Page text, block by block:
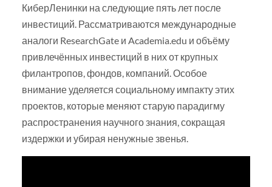
КиберЛенинки на следующие пять лет после
инвестиций. Рассматриваются международные
аналоги ResearchGate и Academia.edu и объёму
привлечённых инвестиций в них от крупных
филантропов, фондов, компаний. Особое
внимание уделяется социальному импакту этих
проектов, которые меняют старую парадигму
распространения научного знания, сокращая
издержки и убирая ненужные звенья.